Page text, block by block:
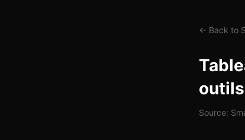
← Back to
Source: